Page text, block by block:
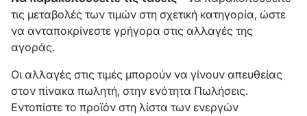
τις μεταβολές των τιμών στη σχετική κατηγορία, ώστε
να ανταποκρίνεστε γρήγορα στις αλλαγές της
αγοράς.
Οι αλλαγές στις τιμές μπορούν να γίνουν απευθείας
στον πίνακα πωλητή, στην ενότητα Πωλήσεις.
Εντοπίστε το προϊόν στη λίστα των ενεργών